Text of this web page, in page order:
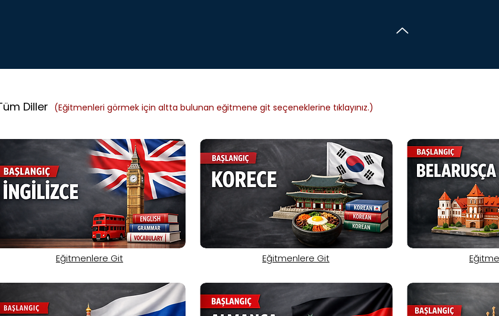
Diller (Eğitmenleri görmek için altta bulunan eğitmene git seçeneklerine tıklayınız.)
Eğitmenlere Git Eğitmenlere Git